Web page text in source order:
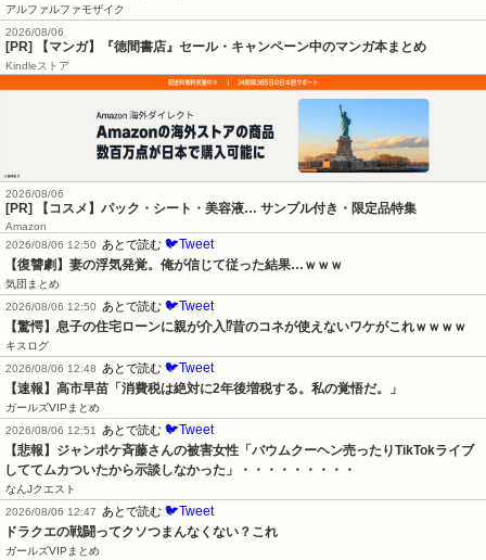
アルファルファモザイク
2026/08/06
[PR] 【マンガ】『徳間書店』セール・キャンペーン中のマンガ本まとめ
Kindleストア
2026/08/06
[PR] 【コスメ】パック・シート・美容液… サンプル付き・限定品特集
Amazon
2026/08/06 12:50 あとで読む 🐦Tweet
【復讐劇】妻の浮気発覚。俺が信じて従った結果…ｗｗｗ
気団まとめ
2026/08/06 12:50 あとで読む 🐦Tweet
【驚愕】息子の住宅ローンに親が介入⁉昔のコネが使えないワケがこれｗｗｗｗ
キスログ
2026/08/06 12:48 あとで読む 🐦Tweet
【速報】高市早苗「消費税は絶対に2年後増税する。私の覚悟だ。」
ガールズVIPまとめ
2026/08/06 12:51 あとで読む 🐦Tweet
【悲報】ジャンポケ斉藤さんの被害女性「バウムクーヘン売ったりTikTokライブ
しててムカついたから示談しなかった」・・・・・・・・・
なんJクエスト
2026/08/06 12:47 あとで読む 🐦Tweet
ドラクエの戦闘ってクソつまんなくない？これ
ガールズVIPまとめ